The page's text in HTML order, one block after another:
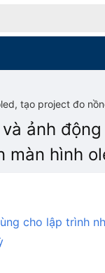
tạo project đo
ảnh
màn hình
cho lập trình